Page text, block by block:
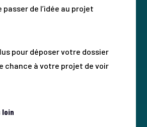
de l’idée au projet
pour déposer votre dossier
chance à votre projet de voir
loin